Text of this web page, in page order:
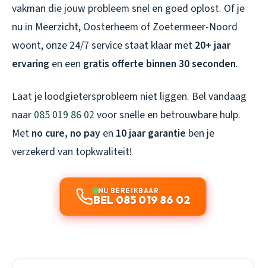
vakman die jouw probleem snel en goed oplost. Of je
nu in Meerzicht, Oosterheem of Zoetermeer-Noord
woont, onze 24/7 service staat klaar met 20+ jaar
ervaring en een gratis offerte binnen 30 seconden.
Laat je loodgietersprobleem niet liggen. Bel vandaag
naar 085 019 86 02 voor snelle en betrouwbare hulp.
Met no cure, no pay en 10 jaar garantie ben je
verzekerd van topkwaliteit!
NU BEREIKBAAR
BEL 085 019 86 02